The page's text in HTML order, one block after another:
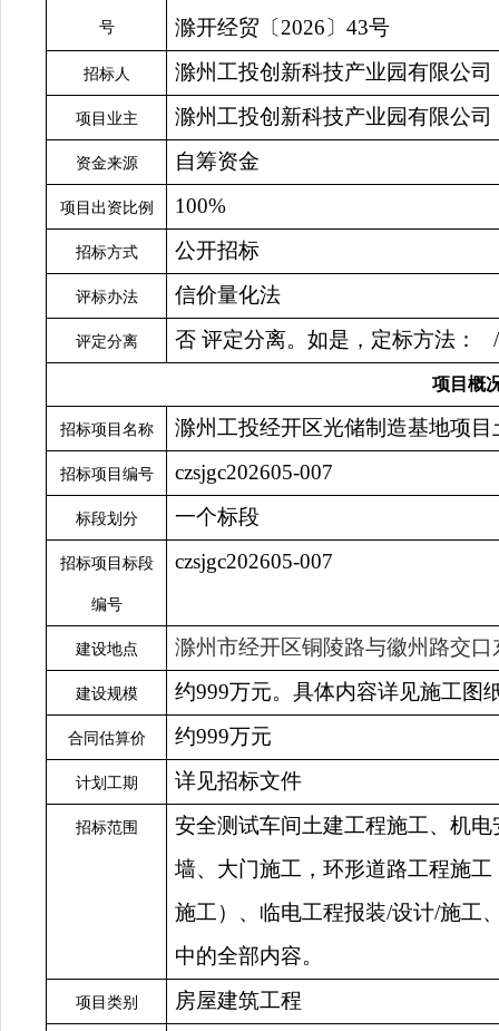
号
滁开经贸〔 2026〕43号
招标人 滁州工投创新科技产业园有限公司
项目业主 滁州工投创新科技产业园有限公司
资金来源 自筹资金
项目出资比例 100%
招标方式 公开招标
评标办法 信价量化法
评定分离 否 评定分离。如是，定标方法： /
项目概
招标项目名称 滁州工投经开区光储制造基地项
招标项目编号 czsjgc202605-007
标段划分 一个标段
招标项目标段
编号
czsjgc202605-007
建设地点 滁州市经开区铜陵路与徽州路交口
建设规模 约999万元。具体内容详见施工图
合同估算价 约999万元
计划工期 详见招标文件
招标范围
安全测试车间土建工程施工、机
墙、大门施工，环形道路工程施
施工）、临电工程报装/设计/施工
中的全部内容。
项目类别 房屋建筑工程